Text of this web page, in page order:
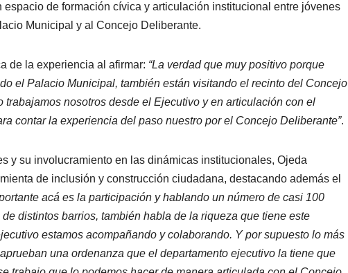
de formación cívica y articulación institucional entre jóvenes
Municipal y al Concejo Deliberante.
de la experiencia al afirmar: “La verdad que muy positivo porque
el Palacio Municipal, también están visitando el recinto del Concejo
nosotros desde el Ejecutivo y en articulación con el
contar la experiencia del paso nuestro por el Concejo Deliberante”.
y su involucramiento en las dinámicas institucionales, Ojeda
de inclusión y construcción ciudadana, destacando además el
acá es la participación y hablando un número de casi 100
distintos barrios, también habla de la riqueza que tiene este
estamos acompañando y colaborando. Y por supuesto lo más
una ordenanza que el departamento ejecutivo la tiene que